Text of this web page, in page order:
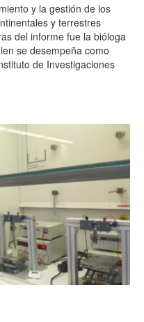
y la gestión de los
y terrestres
del informe fue la bióloga
se desempeña como
de Investigaciones